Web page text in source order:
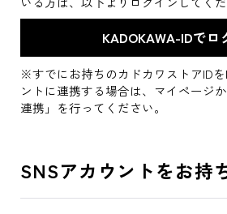
※すでにお持ちのカドカワストアIDを
ントに連携する場合は、マイページ
連携」を行ってください。
SNSアカウントをお持